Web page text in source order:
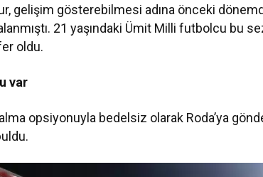
gelişim gösterebilmesi adına önceki
21 yaşındaki Ümit Milli futbolcu bu
oldu.
var
opsiyonuyla bedelsiz olarak Roda’ya